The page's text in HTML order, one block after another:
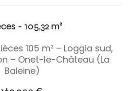
- 105,32 m²
105 m² – Loggia sud,
– Onet-le-Château (La
Baleine)